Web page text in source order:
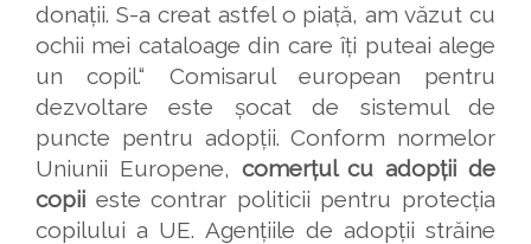
donații. S-a creat astfel o piață, am văzut cu
ochii mei cataloage din care îți puteai alege
un copil.“ Comisarul european pentru
dezvoltare este șocat de sistemul de
puncte pentru adopții. Conform normelor
Uniunii Europene, comerțul cu adopții de
copii este contrar politicii pentru protecția
copilului a UE. Agențiile de adopții străine